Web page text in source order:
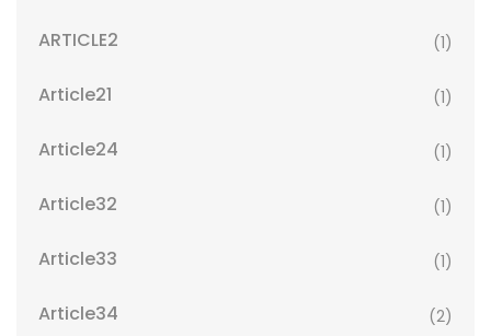
ARTICLE2 (1)
Article21 (1)
Article24 (1)
Article32 (1)
Article33 (1)
Article34 (2)